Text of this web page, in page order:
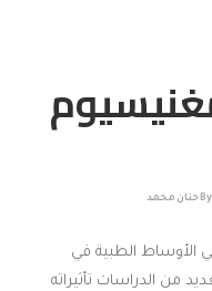
By حنان محمد
الأوساط الطبية في
من الدراسات تأثيراته